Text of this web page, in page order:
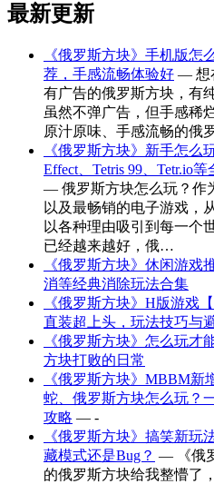
最新更新
《俄罗斯方块》手机版怎
荐，手感流畅体验好 — 想
有广告的俄罗斯方块，有
虽然不弹广告，但手感稀
原汁原味、手感流畅的俄
《俄罗斯方块》新手怎么
Effect、Tetris 99、Tetr.io
— 俄罗斯方块怎么玩？作
以及最畅销的电子游戏，
以各种理由吸引到每一个
已经越来越好，俄…
《俄罗斯方块》休闲游戏
消等经典消除玩法合集
《俄罗斯方块》H版游戏
直装超上头，玩法技巧与
《俄罗斯方块》怎么玩才
方块打败的日常
《俄罗斯方块》MBBM
蛇、俄罗斯方块怎么玩？
攻略 — -
《俄罗斯方块》搞笑新玩
藏模式还是Bug？ — 《俄
的俄罗斯方块给我整懵了